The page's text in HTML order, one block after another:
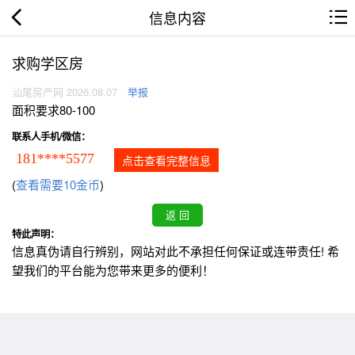
信息内容
求购学区房
汕尾房产网 2026.08.07 举报
面积要求80-100
联系人手机/微信：
181****5577 点击查看完整信息
(查看需要10金币)
特此声明：
信息真伪请自行辨别，网站对此不承担任何保证或连带责任! 希
望我们的平台能为您带来更多的便利！